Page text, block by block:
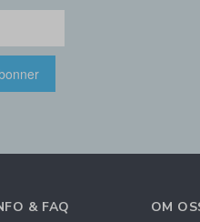
& FAQ OM